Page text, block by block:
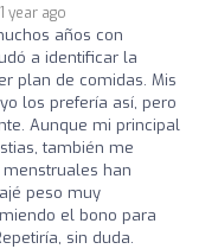
1 year ago
años con
a identificar la
plan de comidas. Mis
los prefería así, pero
Aunque mi principal
también me
han
peso muy
el bono para
sin duda.